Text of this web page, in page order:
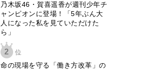
乃木坂46・賀喜遥香が週刊少年チ
ャンピオンに登場！「5年ぶん大
人になった私を見ていただけた
ら」
2 位
​命の現場を守る「働き方改革」の